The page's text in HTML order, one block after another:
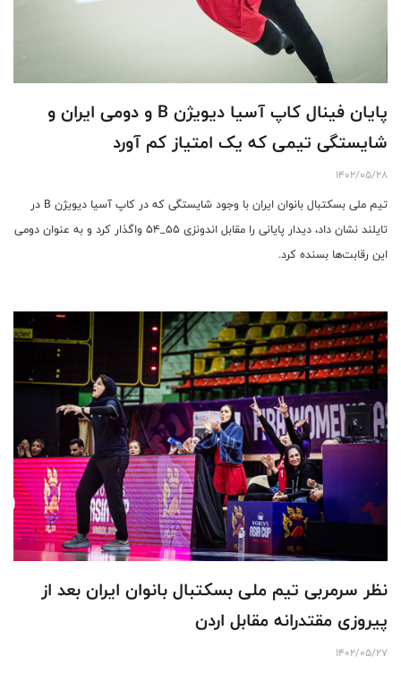
پایان فینال کاپ آسیا دیویژن B و دومی ایران و‌
شایستگی تیمی که یک امتیاز کم آورد
1402/05/28
تیم ملی بسکتبال بانوان ایران با وجود شایستگی که در کاپ آسیا دیویژن B در
تایلند نشان داد، دیدار پایانی را مقابل اندونزی ۵۵_۵۴ واگذار کرد و به عنوان دومی
این رقابت‌ها بسنده کرد.
نظر سرمربی تیم ملی بسکتبال بانوان ایران بعد از
پیروزی مقتدرانه مقابل اردن
1402/05/27